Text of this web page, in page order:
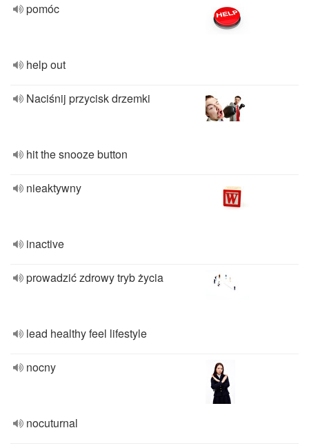
pomóc
help out
Naciśnij przycisk drzemki
hit the snooze button
nieaktywny
inactive
prowadzić zdrowy tryb życia
lead healthy feel lifestyle
nocny
nocuturnal